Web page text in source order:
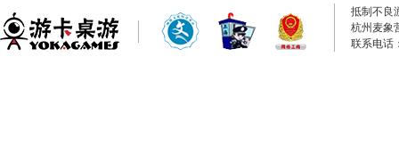
抵制不良
杭州麦象
联系电话